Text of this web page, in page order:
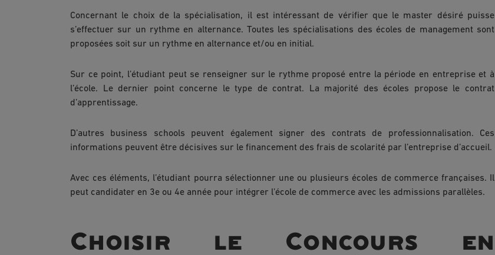
Concernant le choix de la spécialisation, il est intéressant de vérifier que le master désiré puisse
s’effectuer sur un rythme en alternance. Toutes les spécialisations des écoles de management sont
proposées soit sur un rythme en alternance et/ou en initial.
Sur ce point, l’étudiant peut se renseigner sur le rythme proposé entre la période en entreprise et à
l’école. Le dernier point concerne le type de contrat. La majorité des écoles propose le contrat
d’apprentissage.
D’autres business schools peuvent également signer des contrats de professionnalisation. Ces
informations peuvent être décisives sur le financement des frais de scolarité par l’entreprise d’accueil.
Avec ces éléments, l’étudiant pourra sélectionner une ou plusieurs écoles de commerce françaises. Il
peut candidater en 3e ou 4e année pour intégrer l’école de commerce avec les admissions parallèles.
Choisir le Concours en